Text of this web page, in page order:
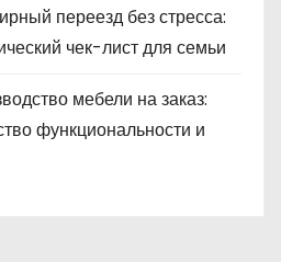
переезд без стресса:
чек-лист для семьи
мебели на заказ:
функциональности и